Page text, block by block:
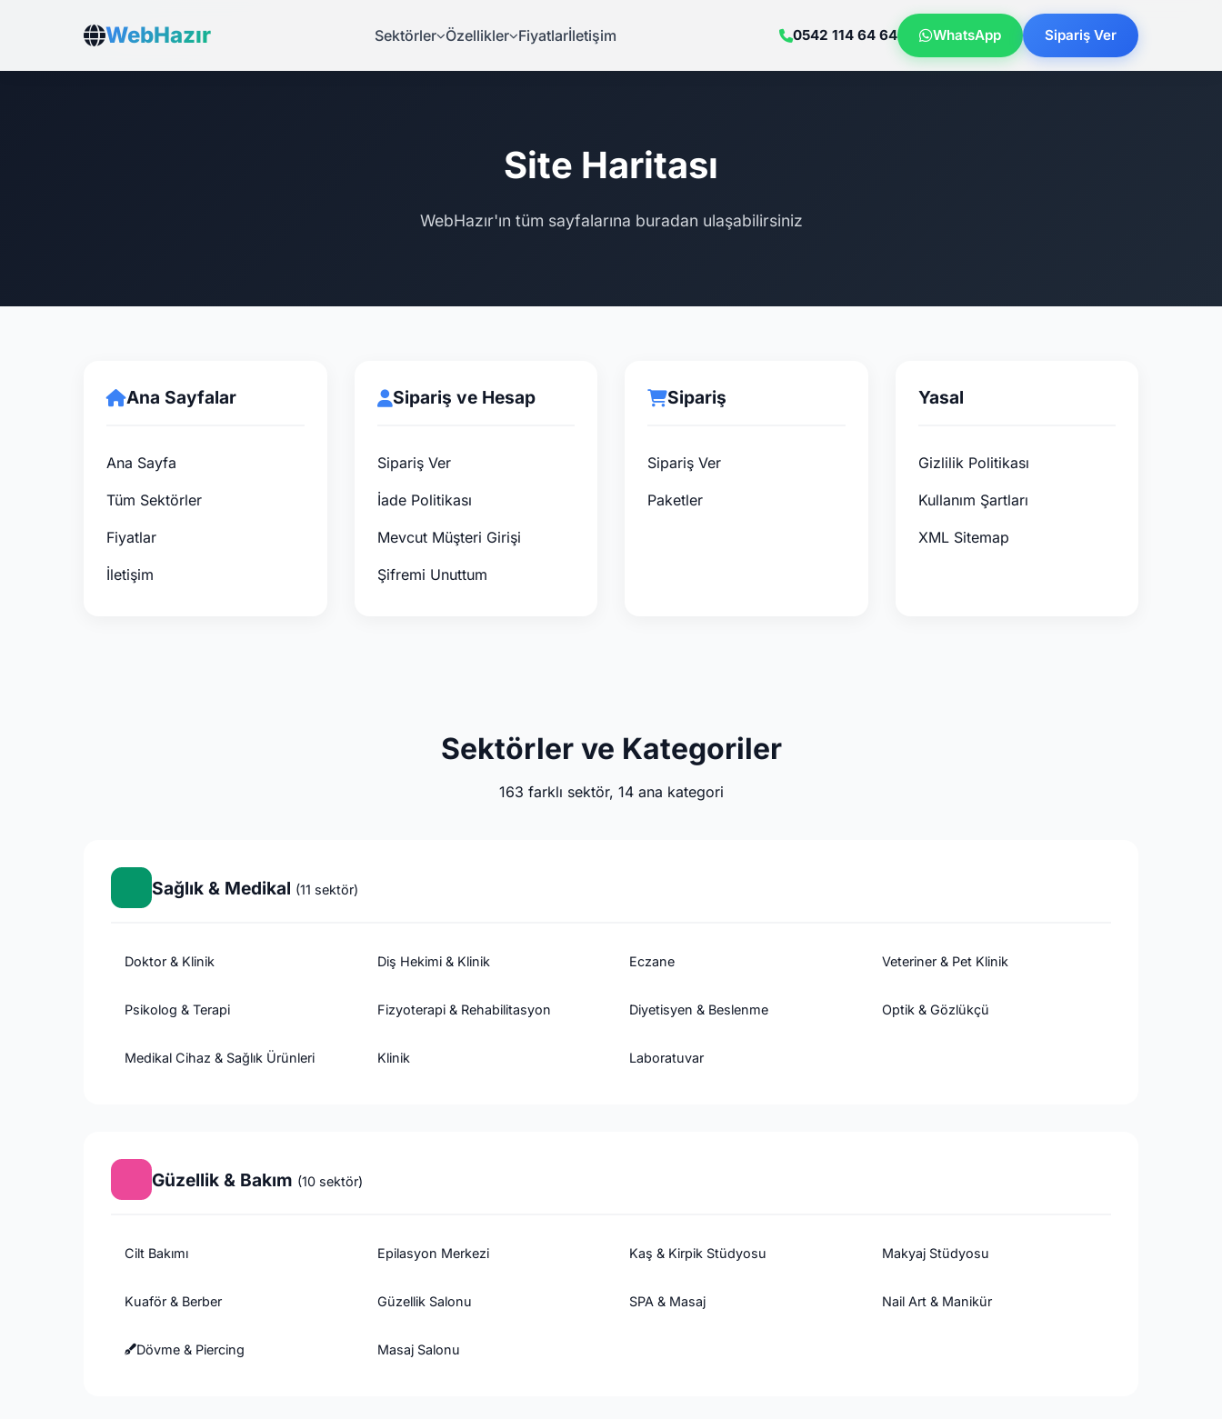
WebHazır Sektörler Özellikler Fiyatlarİletişim 0542 114 64 64 WhatsApp Sipariş Ver
Site Haritası
WebHazır'ın tüm sayfalarına buradan ulaşabilirsiniz
Ana Sayfalar
Ana Sayfa
Tüm Sektörler
Fiyatlar
İletişim
Sipariş ve Hesap
Sipariş Ver
İade Politikası
Mevcut Müşteri Girişi
Şifremi Unuttum
Sipariş
Sipariş Ver
Paketler
Yasal
Gizlilik Politikası
Kullanım Şartları
XML Sitemap
Sektörler ve Kategoriler
163 farklı sektör, 14 ana kategori
Sağlık & Medikal (11 sektör)
Doktor & Klinik Diş Hekimi & Klinik Eczane Veteriner & Pet Klinik
Psikolog & Terapi Fizyoterapi & Rehabilitasyon Diyetisyen & Beslenme Optik & Gözlükçü
Medikal Cihaz & Sağlık Ürünleri Klinik Laboratuvar
Güzellik & Bakım (10 sektör)
Cilt Bakımı Epilasyon Merkezi Kaş & Kirpik Stüdyosu Makyaj Stüdyosu
Kuaför & Berber Güzellik Salonu SPA & Masaj Nail Art & Manikür
Dövme & Piercing Masaj Salonu